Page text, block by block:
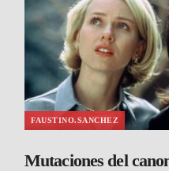
FAUSTINO.SANCHEZ
Mutaciones del